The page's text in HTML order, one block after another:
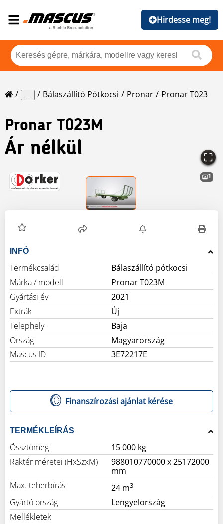
Hirdesse meg!
... Bálaszállító Pótkocsi Pronar Pronar T023
Pronar T023M
Ár nélkül
1
INFÓ
Termékcsalád
Bálaszállító pótkocsi
Márka / modell
Pronar T023M
Gyártási év
2021
Extrák
Új
Telephely
Baja
Ország
Magyarország
Mascus ID
3E72217E
Finanszírozási ajánlat kérése
TERMÉKLEÍRÁS
Össztömeg
15 000 kg
Raktér méretei (HxSzxM)
988010770000 x 25172000
mm
Max. teherbírás
24 m3
Gyártó ország
Lengyelország
Mellékletek